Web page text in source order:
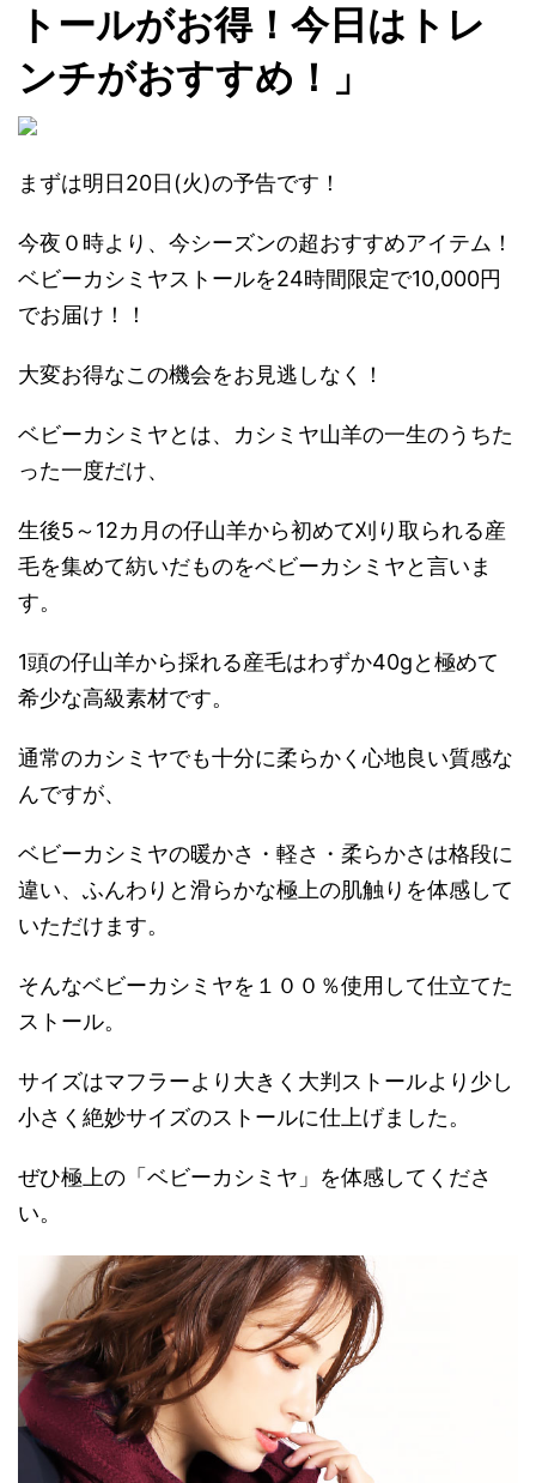
トールがお得！今日はトレ
ンチがおすすめ！」
まずは明日20日(火)の予告です！
今夜０時より、今シーズンの超おすすめアイテム！
ベビーカシミヤストールを24時間限定で10,000円
でお届け！！
大変お得なこの機会をお見逃しなく！
ベビーカシミヤとは、カシミヤ山羊の一生のうちた
った一度だけ、
生後5～12カ月の仔山羊から初めて刈り取られる産
毛を集めて紡いだものをベビーカシミヤと言いま
す。
1頭の仔山羊から採れる産毛はわずか40gと極めて
希少な高級素材です。
通常のカシミヤでも十分に柔らかく心地良い質感な
んですが、
ベビーカシミヤの暖かさ・軽さ・柔らかさは格段に
違い、ふんわりと滑らかな極上の肌触りを体感して
いただけます。
そんなベビーカシミヤを１００％使用して仕立てた
ストール。
サイズはマフラーより大きく大判ストールより少し
小さく絶妙サイズのストールに仕上げました。
ぜひ極上の「ベビーカシミヤ」を体感してくださ
い。